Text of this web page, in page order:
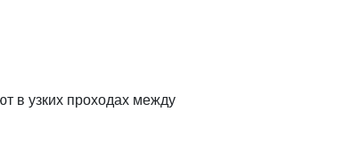
в узких проходах между